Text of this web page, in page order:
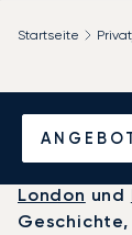
Startseite
London und
Geschichte,